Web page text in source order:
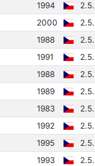
1994
2000
1988
1991
1988
1989
1983
1992
1995
1993